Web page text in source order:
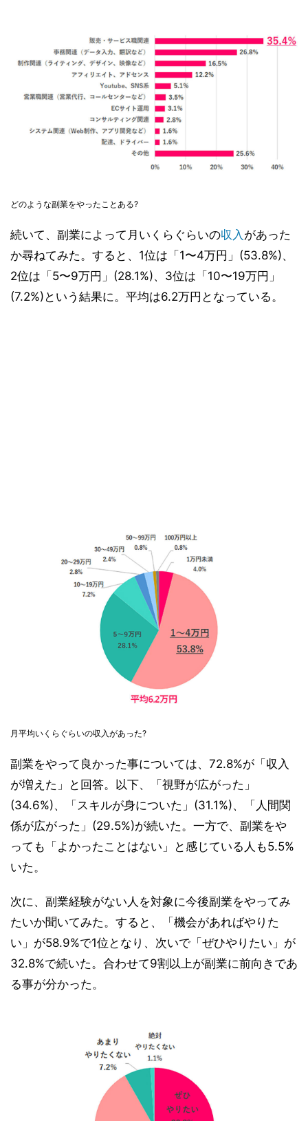
どのような副業をやったことある?
続いて、副業によって月いくらぐらいの収入 があった
か尋ねてみた。すると、1位は「1〜4万円」(53.8%)、
2位は「5〜9万円」(28.1%)、3位は「10〜19万円」
(7.2%)という結果に。平均は6.2万円となっている。
月平均いくらぐらいの収入があった?
副業をやって良かった事については、72.8%が「収入
が増えた」と回答。以下、「視野が広がった」
(34.6%)、「スキルが身についた」(31.1%)、「人間関
係が広がった」(29.5%)が続いた。一方で、副業をや
っても「よかったことはない」と感じている人も5.5%
いた。
次に、副業経験がない人を対象に今後副業をやってみ
たいか聞いてみた。すると、「機会があればやりた
い」が58.9%で1位となり、次いで「ぜひやりたい」が
32.8%で続いた。合わせて9割以上が副業に前向きであ
る事が分かった。